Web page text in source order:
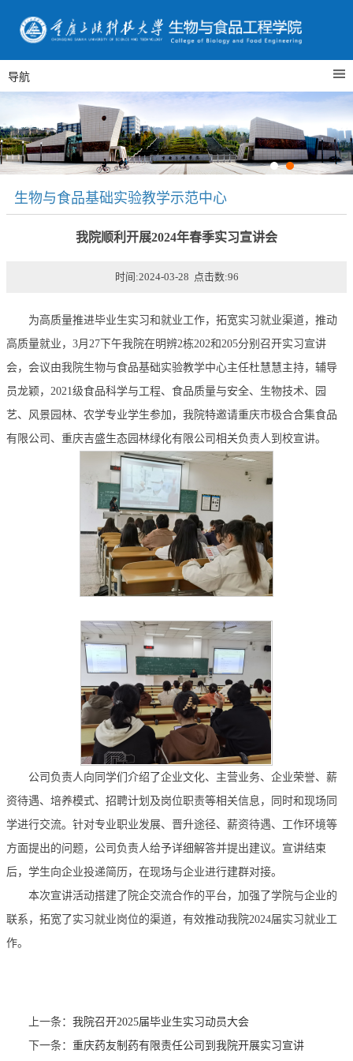
导航
生物与食品基础实验教学示范中心
我院顺利开展2024年春季实习宣讲会
时间:2024-03-28 点击数:96
为高质量推进毕业生实习和就业工作，拓宽实习就业渠道，推动
高质量就业 ， 3月27下午我院在明辨2栋202和205分别 召开实习宣讲
会，会议由我院生物与食品基础实验教学中心主任杜慧慧主持，辅导
员龙颖， 2021级食品科学与工程、食品质量与安全、生物技术、园
艺、风景园林、农学专业学生参加，我院特邀请重庆市极合合集食品
有限公司、 重庆吉盛生态园林绿化有限公司相关负责人到校宣讲。
公司负责人向 同学们介绍了企业文化、主营业务、企业荣誉、薪
资待遇、培养模式、招聘计划及岗位职责等相关信息，同时和现场同
学进行交流。针对专业职业发展、晋升途径、薪资待遇、工作环境等
方面提出的问题，公司负责人给予详细解答并提出建议。宣讲结束
后， 学生向企业投递简历，在现场与企业进行建群对接。
本次宣讲活动搭建了院企交流合作的平台，加强了学院与企业的
联系，拓宽了实习就业岗位的渠道，有效推动我院2024届实习就业工
作。
上一条： 我院召开2025届毕业生实习动员大会
下一条： 重庆药友制药有限责任公司到我院开展实习宣讲